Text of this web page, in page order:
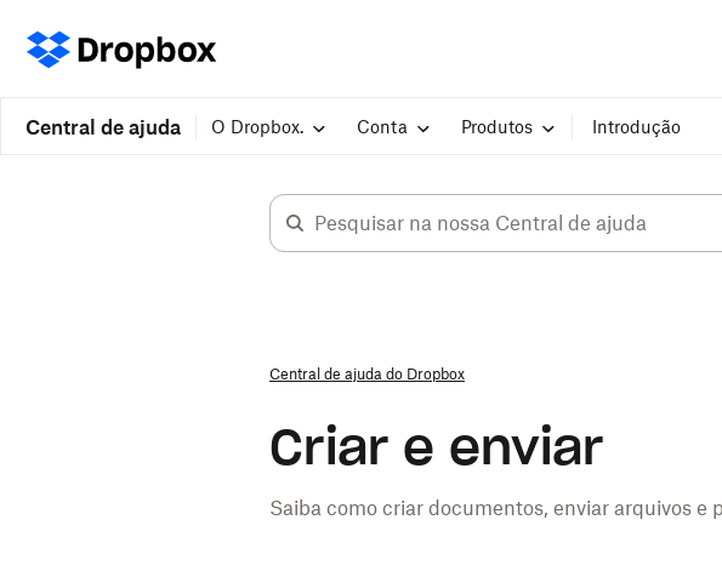
Central de ajuda O Dropbox. Conta Produtos Introdução
Central de ajuda do Dropbox
Criar e enviar
Saiba como criar documentos, enviar arquivos e